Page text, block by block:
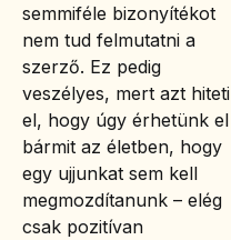
semmiféle bizonyítékot
nem tud felmutatni a
szerző. Ez pedig
veszélyes, mert azt hiteti
el, hogy úgy érhetünk el
bármit az életben, hogy
egy ujjunkat sem kell
megmozdítanunk – elég
csak pozitívan